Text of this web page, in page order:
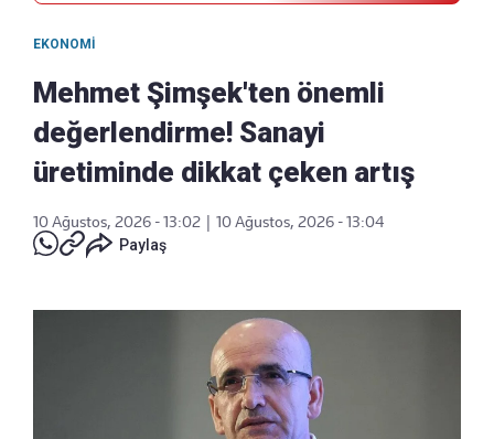
EKONOMI
Mehmet Şimşek'ten önemli
değerlendirme! Sanayi
üretiminde dikkat çeken artış
10 Ağustos, 2026 - 13:02
10 Ağustos, 2026 - 13:04
Paylaş